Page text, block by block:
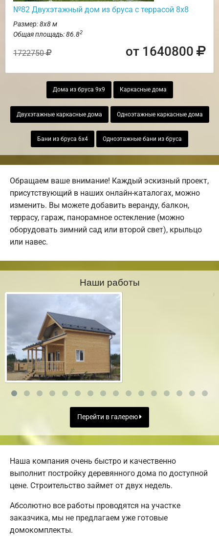
№82 Двухэтажный дом из бруса с террасой 8х8
Размер: 8х8 м
Общая площадь: 86.82
1722750 от 1640800
Дома из бруса 9х9 Каркасные дома
Двухэтажные каркасные дома Одноэтажные каркасные дома
Бани из бруса 6х4 Одноэтажные бани из бруса
Обращаем ваше внимание! Каждый эскизный проект,
присутствующий в наших онлайн-каталогах, можно
изменить. Вы можете добавить веранду, балкон,
террасу, гараж, панорамное остекление (можно
оборудовать зимний сад или второй свет), крыльцо
или навес.
Наши работы
Перейти в галерею
Наша компания очень быстро и качественно
выполнит постройку деревянного дома по доступной
цене. Строительство займет от двух недель.
Абсолютно все работы проводятся на участке
заказчика, мы не предлагаем уже готовые
домокомплекты.